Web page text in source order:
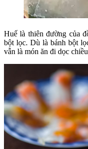
Huế là thiên đường của
bột lọc. Dù là bánh bột
vẫn là món ăn đi dọc